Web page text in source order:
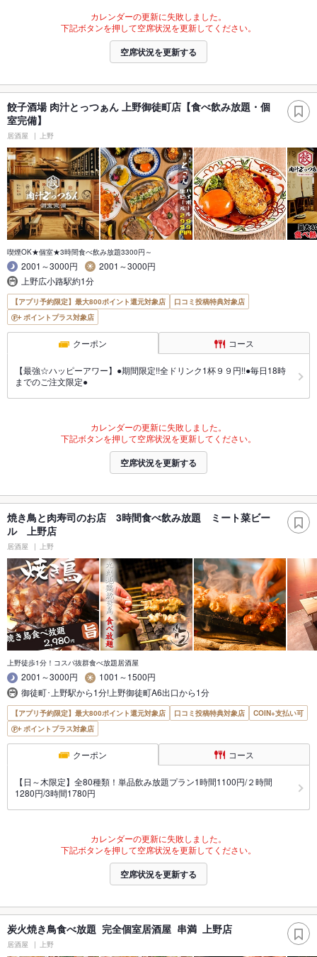
カレンダーの更新に失敗しました。
下記ボタンを押して空席状況を更新してください。
空席状況を更新する
餃子酒場 肉汁とっつぁん 上野御徒町店【食べ飲み放題・個
室完備】
居酒屋 上野
喫煙OK★個室★3時間食べ飲み放題3300円～
2001～3000円
2001～3000円
上野広小路駅約1分
【アプリ予約限定】最大800ポイント還元対象店
口コミ投稿特典対象店
ポイントプラス対象店
クーポン コース
【最強☆ハッピーアワー】●期間限定!!全ドリンク1杯９９円!!●毎日18時
までのご注文限定●
カレンダーの更新に失敗しました。
下記ボタンを押して空席状況を更新してください。
空席状況を更新する
焼き鳥と肉寿司のお店 3時間食べ飲み放題 ミート菜ビー
ル 上野店
居酒屋 上野
上野徒歩1分！コスパ抜群食べ放題居酒屋
2001～3000円
1001～1500円
御徒町･上野駅から1分!上野御徒町A6出口から1分
【アプリ予約限定】最大800ポイント還元対象店 口コミ投稿特典対象店
COIN+支払い可
ポイントプラス対象店
クーポン コース
【日～木限定】全80種類！単品飲み放題プラン1時間1100円/２時間
1280円/3時間1780円
カレンダーの更新に失敗しました。
下記ボタンを押して空席状況を更新してください。
空席状況を更新する
炭火焼き鳥食べ放題 完全個室居酒屋 串満 上野店
居酒屋 上野